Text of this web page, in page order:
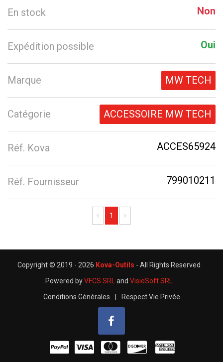
En stock Non
Expédition possible Oui
Marque MW TECH
Catégorie ACCESSOIRE MW TECH
Réf. Kova ACCES65924
Réf. Fournisseur 799010211
Previous
1
Copyright © 2019 - 2026 Kova-Outils - All Rights Reserved
Powered byVFCS SRL and VisioSoft SRL
Conditions Générales
Respect Vie Privée